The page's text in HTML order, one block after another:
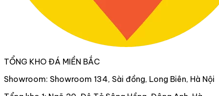
TỔNG KHO ĐÁ MIỀN BẮC
Showroom: Showroom 134, Sài đồng, Long Biên, Hà Nội